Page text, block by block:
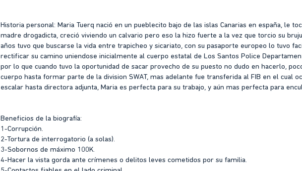
Historia personal: Maria Tuerq nació en un pueblecito bajo de las islas Canarias en españa, le
madre drogadicta, creció viviendo un calvario pero eso la hizo fuerte a la vez que torcio su
años tuvo que buscarse la vida entre trapicheo y sicariato, con su pasaporte europeo lo tuvo
rectificar su camino uniendose inicialmente al cuerpo estatal de Los Santos Police
por lo que cuando tuvo la oportunidad de sacar provecho de su puesto no dudo en hacerlo,
cuerpo hasta formar parte de la division SWAT, mas adelante fue transferida al FIB en el cual
escalar hasta directora adjunta, Maria es perfecta para su trabajo, y aún mas perfecta para
Beneficios de la biografía:
1-Corrupción.
2-Tortura de interrogatorio (a solas).
3-Sobornos de máximo 100K.
4-Hacer la vista gorda ante crímenes o delitos leves cometidos por su familia.